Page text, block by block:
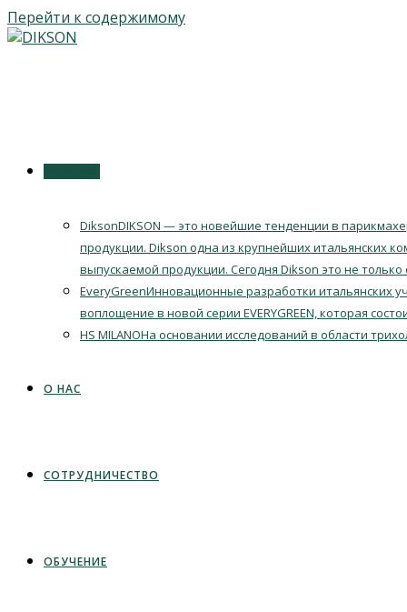
Перейти к содержимому
DiksonDIKSON — это новейшие тенденции в
продукции. Dikson одна из крупнейших итальянских
выпускаемой продукции. Сегодня Dikson это не
EveryGreenИнновационные разработки итальянских
воплощение в новой серии EVERYGREEN, которая
HS MILANOНа основании исследований в области
О НАС
СОТРУДНИЧЕСТВО
ОБУЧЕНИЕ